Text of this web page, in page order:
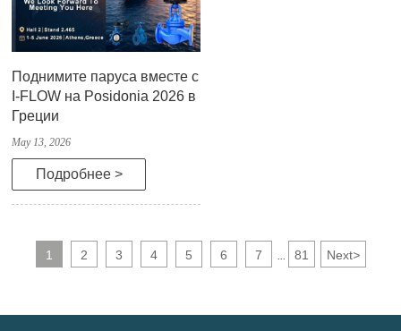
Поднимите паруса вместе с
I-FLOW на Posidonia 2026 в
Греции
May 13, 2026
Подробнее >
1 2 3 4 5 6 7 81 Next>